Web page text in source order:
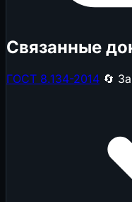
Связанные
ГОСТ 8.134-2014 🔄